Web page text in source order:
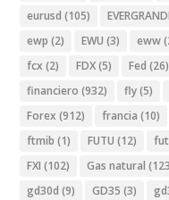
eurusd (105)
ewp (2) EWU (3) eww
fcx (2) FDX(5) Fed (26)
financiero (932) fly(5)
Forex (912) francia (10)
ftmib (1) FUTU (12)
FXI (102) Gas natural
gd30d (9) GD35 (3)